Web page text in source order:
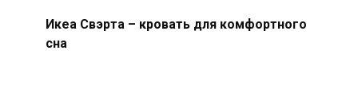
Икеа Свэрта – кровать для комфортного
сна